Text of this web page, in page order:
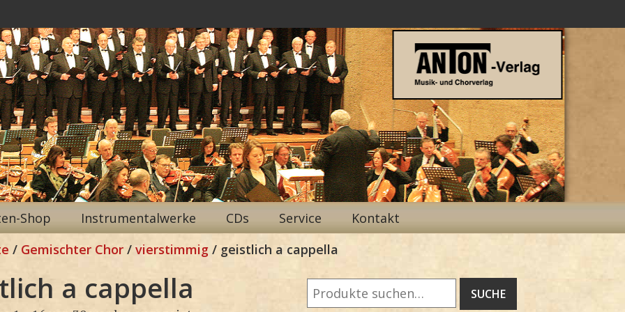
Shop Instrumentalwerke CDs Service Kontakt
/ Gemischter Chor / vierstimmig / geistlich a cappella
a cappella
Suche
nach:
SUCHE